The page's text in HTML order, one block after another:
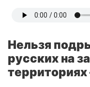
Нельзя
русских на
территориях